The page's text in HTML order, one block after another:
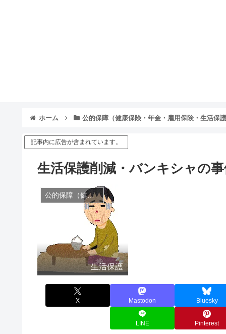
ホーム 公的保障（健康保険・年金・雇用保険・生活保
記事内に広告が含まれています。
生活保護削減・バンキシャの
公的保障（健康保険・年金・雇用保険・生活保護・災害時の補償）
生活保護
X Mastodon Bluesky
LINE Pinterest